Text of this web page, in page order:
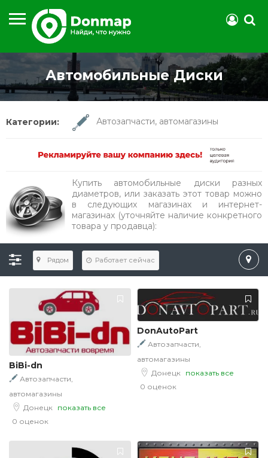
Автомобильные Диски
Категории: Автозапчасти, автомагазины
Купить автомобильные диски разных
диаметров, или заказать этот товар можно
в следующих магазинах и интернет-
магазинах (уточняйте наличие конкретного
товара у продавца):
Рядом Работает сейчас
BiBi-dn
Автозапчасти,
автомагазины
Донецк показать все
0 оценок
DonAutoPart
Автозапчасти,
автомагазины
Донецк показать все
0 оценок